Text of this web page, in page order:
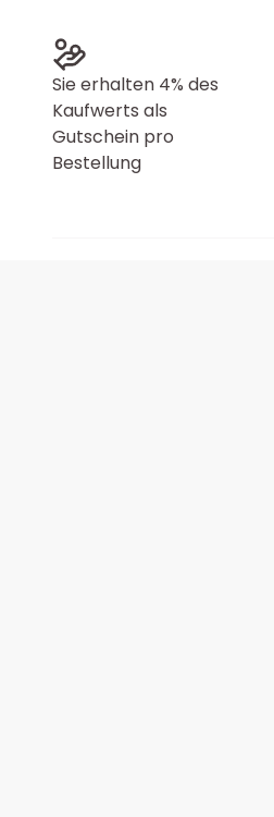
Sie erhalten 4% des
Kaufwerts als
Gutschein pro
Bestellung